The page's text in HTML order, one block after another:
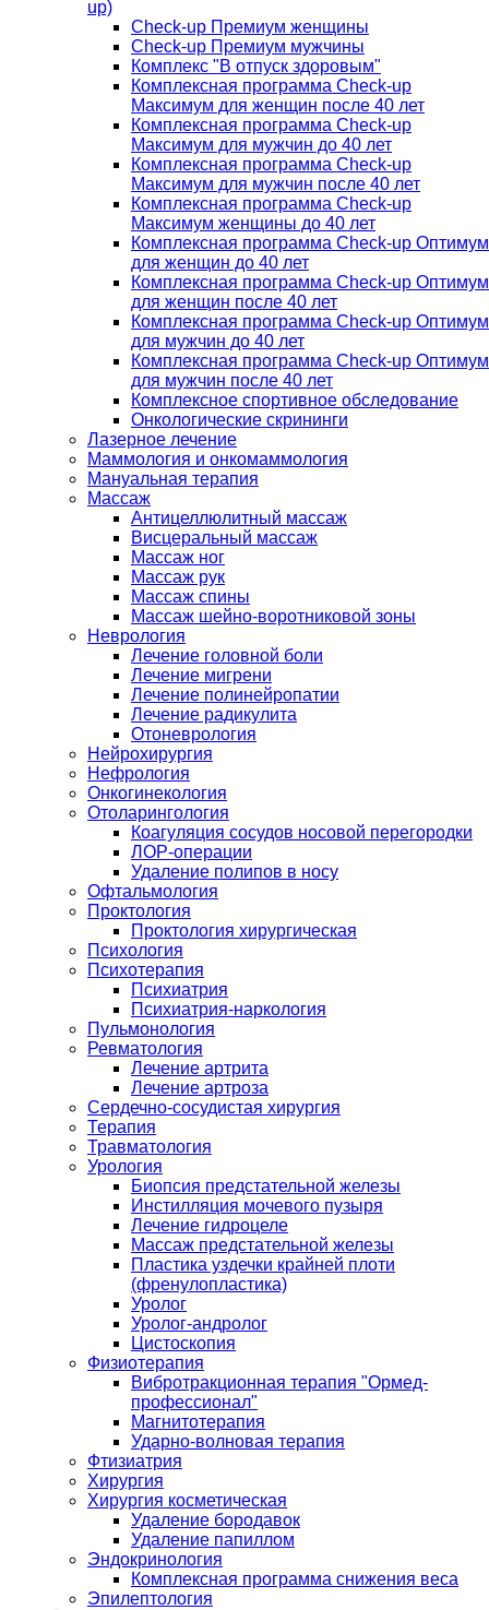
up)
Check-up Премиум женщины
Check-up Премиум мужчины
Комплекс "В отпуск здоровым"
Комплексная программа Check-up
Максимум для женщин после 40 лет
Комплексная программа Check-up
Максимум для мужчин до 40 лет
Комплексная программа Check-up
Максимум для мужчин после 40 лет
Комплексная программа Check-up
Максимум женщины до 40 лет
Комплексная программа Check-up Оптимум
для женщин до 40 лет
Комплексная программа Check-up Оптимум
для женщин после 40 лет
Комплексная программа Check-up Оптимум
для мужчин до 40 лет
Комплексная программа Check-up Оптимум
для мужчин после 40 лет
Комплексное спортивное обследование
Онкологические скрининги
Лазерное лечение
Маммология и онкомаммология
Мануальная терапия
Массаж
Антицеллюлитный массаж
Висцеральный массаж
Массаж ног
Массаж рук
Массаж спины
Массаж шейно-воротниковой зоны
Неврология
Лечение головной боли
Лечение мигрени
Лечение полинейропатии
Лечение радикулита
Отоневрология
Нейрохирургия
Нефрология
Онкогинекология
Отоларингология
Коагуляция сосудов носовой перегородки
ЛОР-операции
Удаление полипов в носу
Офтальмология
Проктология
Проктология хирургическая
Психология
Психотерапия
Психиатрия
Психиатрия-наркология
Пульмонология
Ревматология
Лечение артрита
Лечение артроза
Сердечно-сосудистая хирургия
Терапия
Травматология
Урология
Биопсия предстательной железы
Инстилляция мочевого пузыря
Лечение гидроцеле
Массаж предстательной железы
Пластика уздечки крайней плоти
(френулопластика)
Уролог
Уролог-андролог
Цистоскопия
Физиотерапия
Вибротракционная терапия "Ормед-
профессионал"
Магнитотерапия
Ударно-волновая терапия
Фтизиатрия
Хирургия
Хирургия косметическая
Удаление бородавок
Удаление папиллом
Эндокринология
Комплексная программа снижения веса
Эпилептология